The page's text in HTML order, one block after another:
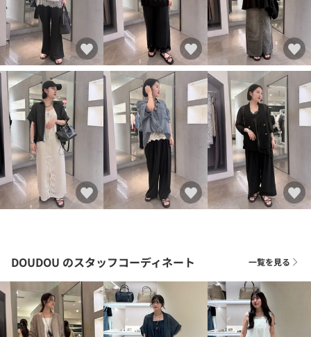
DOUDOU のスタッフコーディネート 一覧を見る